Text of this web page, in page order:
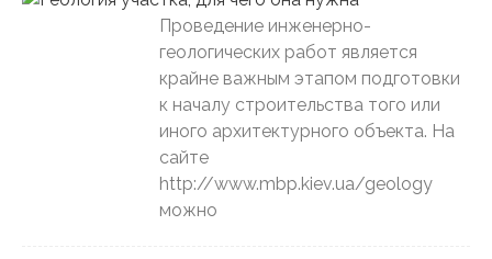
Проведение инженерно-
геологических работ является
крайне важным этапом подготовки
к началу строительства того или
иного архитектурного объекта. На
сайте
http://www.mbp.kiev.ua/geology
можно